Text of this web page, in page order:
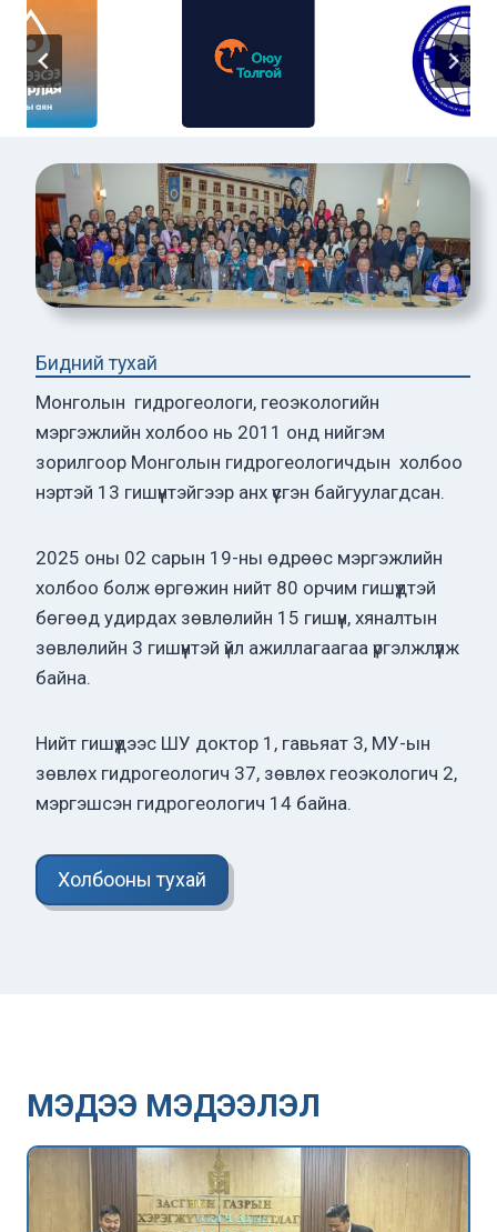
Бидний тухай
Монголын гидрогеологи, геоэкологийн
мэргэжлийн холбоо нь 2011 онд нийгэм
зорилгоор Монголын гидрогеологичдын холбоо
нэртэй 13 гишүүнтэйгээр анх үүсгэн байгуулагдсан.
2025 оны 02 сарын 19-ны өдрөөс мэргэжлийн
холбоо болж өргөжин нийт 80 орчим гишүүдтэй
бөгөөд удирдах зөвлөлийн 15 гишүүн, хяналтын
зөвлөлийн 3 гишүүнтэй үйл ажиллагаагаа үргэлжлүүлж
байна.
Нийт гишүүдээс ШУ доктор 1, гавьяат 3, МУ-ын
зөвлөх гидрогеологич 37, зөвлөх геоэкологич 2,
мэргэшсэн гидрогеологич 14 байна.
Холбооны тухай
МЭДЭЭ МЭДЭЭЛЭЛ